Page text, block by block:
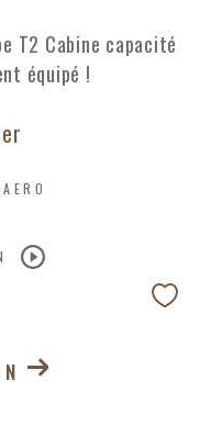
T2 Cabine capacité
équipé !